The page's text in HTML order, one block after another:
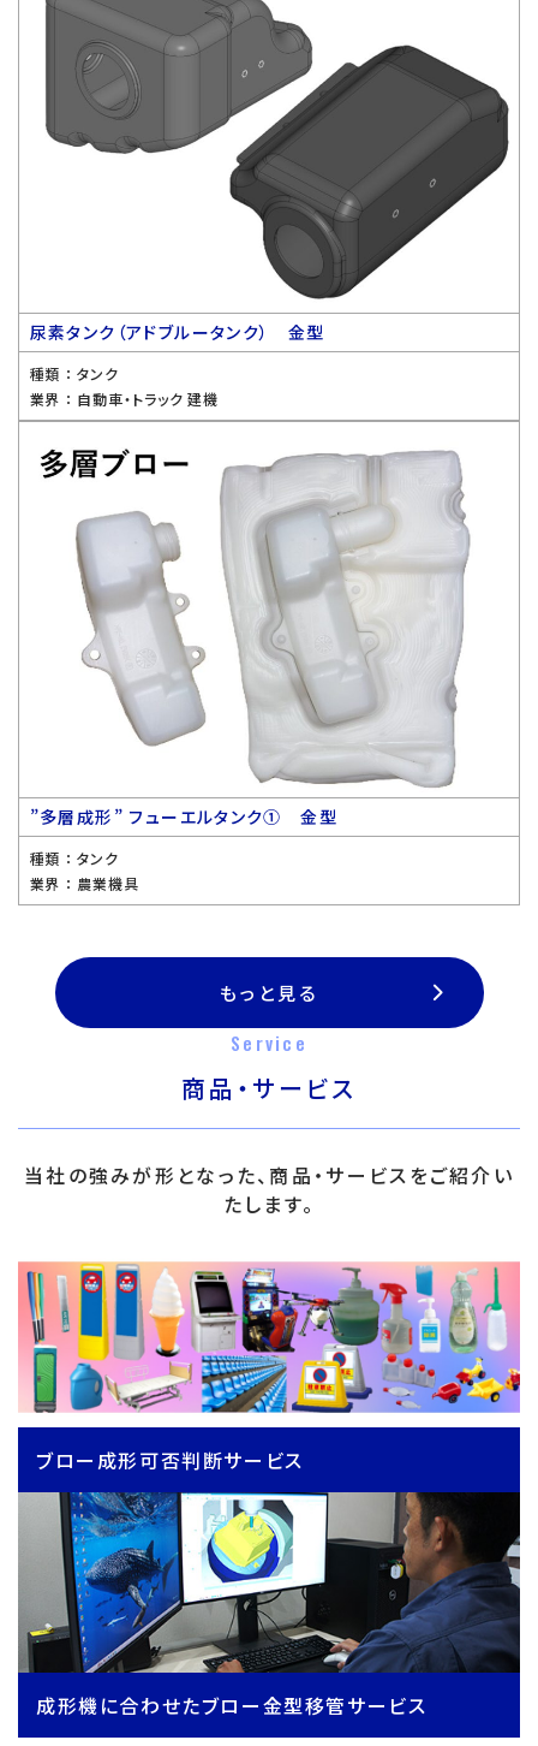
尿素タンク（アドブルータンク） 金型
種類 ： タンク
業界 ： 自動車・トラック 建機
”多層成形” フューエルタンク① 金型
種類 ： タンク
業界 ： 農業機具
もっと見る
Service
商品・サービス
当社の強みが形となった、商品・サービスをご紹介い
たします。
ブロー成形可否判断サービス
成形機に合わせたブロー金型移管サービス